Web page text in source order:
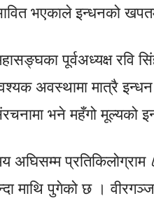
भएकाले इन्धनको
पूर्वअध्यक्ष रवि
अवस्थामा मात्रै
भने महँगो मूल्यको
प्रतिकिलोग्राम
माथि पुगेको छ ।